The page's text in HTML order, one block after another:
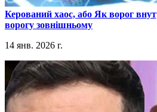
​Керований хаос, або Як ворог
ворогу зовнішньому
14 янв. 2026 г.